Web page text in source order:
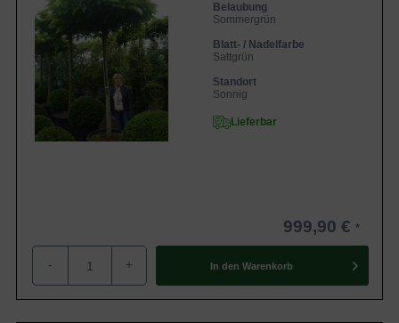
Belaubung
Sommergrün
Blatt- / Nadelfarbe
Sattgrün
Standort
Sonnig
Lieferbar
999,90 €
- + In den Warenkorb